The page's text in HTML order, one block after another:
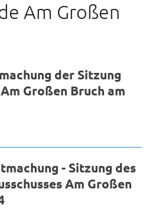
Am Großen
der Sitzung
Großen Bruch am
- Sitzung des
Am Großen